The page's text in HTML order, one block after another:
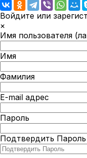
Войдите или
×
Имя пользователя
Имя
Фамилия
E-mail адрес
Пароль
Подтвердить Пароль